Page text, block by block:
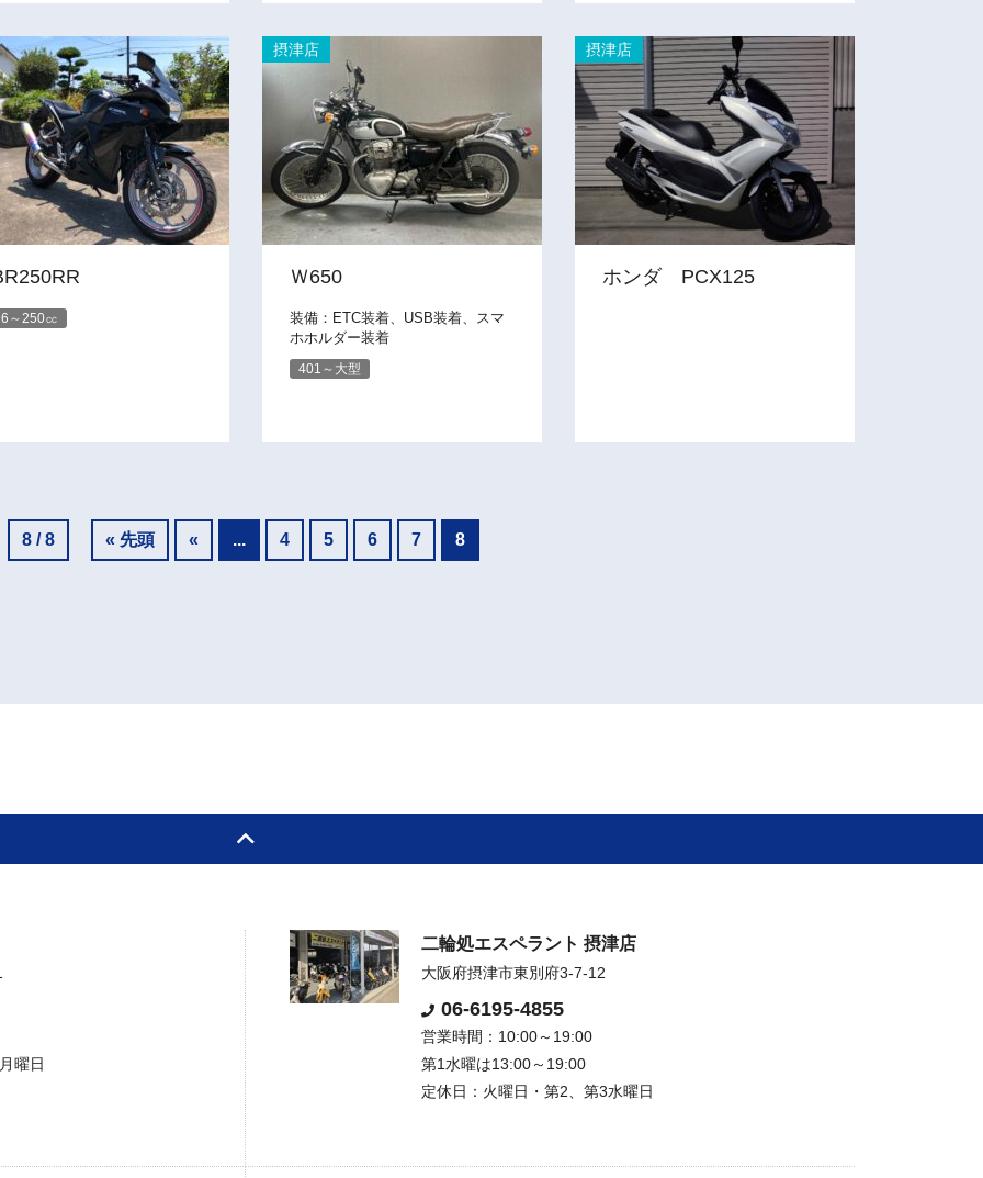
～250㏄
摂津店
Ｗ650
装備：ETC装着、USB装着、スマ
ホホルダー装着
401～大型
摂津店
ホンダ PCX125
8 / 8 « 先頭 « ... 4 5 6 7 8
曜日
二輪処エスペラント 摂津店
大阪府摂津市東別府3-7-12
06-6195-4855
営業時間：10:00～19:00
第1水曜は13:00～19:00
定休日：火曜日・第2、第3水曜日